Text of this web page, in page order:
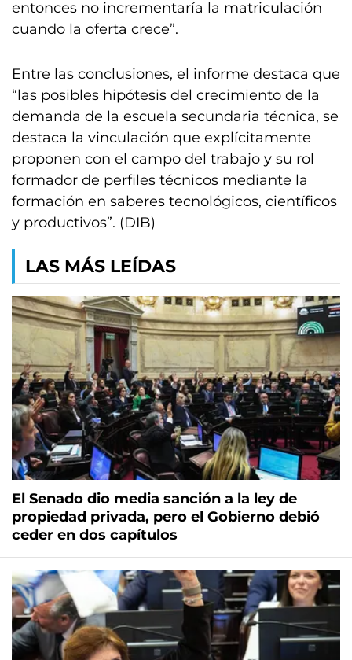
entonces no incrementaría la matriculación
cuando la oferta crece”.
Entre las conclusiones, el informe destaca que
“las posibles hipótesis del crecimiento de la
demanda de la escuela secundaria técnica, se
destaca la vinculación que explícitamente
proponen con el campo del trabajo y su rol
formador de perfiles técnicos mediante la
formación en saberes tecnológicos, científicos
y productivos”. (DIB)
LAS MÁS LEÍDAS
El Senado dio media sanción a la ley de
propiedad privada, pero el Gobierno debió
ceder en dos capítulos